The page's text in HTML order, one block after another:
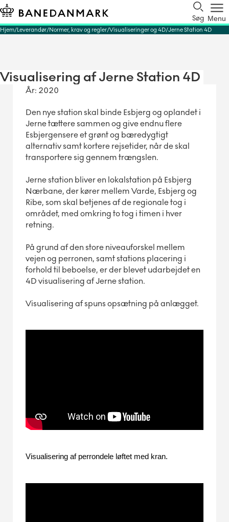
Søg Menu
Hjem Leverandør Normer, krav og regler Visualiseringer og 4D Jerne Station 4D
Visualisering af Jerne Station 4D
År: 2020
Den nye station skal binde Esbjerg og oplandet i
Jerne tættere sammen og give endnu flere
Esbjergensere et grønt og bæredygtigt
alternativ samt kortere rejsetider, når de skal
transportere sig gennem trængslen.
Jerne station bliver en lokalstation på Esbjerg
Nærbane, der kører mellem Varde, Esbjerg og
Ribe, som skal betjenes af de regionale tog i
området, med omkring to tog i timen i hver
retning.
På grund af den store niveauforskel mellem
vejen og perronen, samt stations placering i
forhold til beboelse, er der blevet udarbejdet en
4D visualisering af Jerne station.
Visualisering af spuns opsætning på anlægget.
Visualisering af perrondele løftet med kran.